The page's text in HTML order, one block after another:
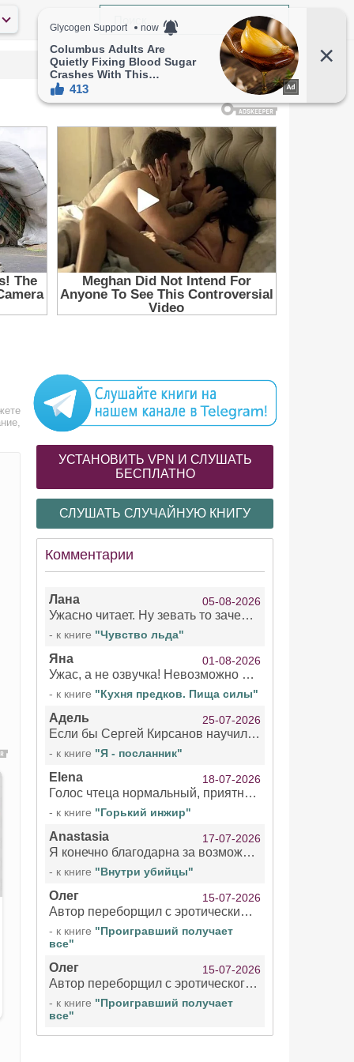
УСТАНОВИТЬ VPN И СЛУШАТЬ
БЕСПЛАТНО
СЛУШАТЬ СЛУЧАЙНУЮ КНИГУ
Комментарии
Лана 05-08-2026
Ужасно читает. Ну зевать то зачем. Уже не говорю, что ударения ставит, как хочет.
- к книге "Чувство льда"
Яна 01-08-2026
Ужас, а не озвучка! Невозможно вникать в смысл текста из за кривляний чтеца
- к книге "Кухня предков. Пища силы"
Адель 25-07-2026
Если бы Сергей Кирсанов научился не сглатывать каждые 1-2 минуты слюну, так что слышно в микрофоне и, что вызывает отвращение, то мелжно было бы слушать.
- к книге "Я - посланник"
Elena 18-07-2026
Голос чтеца нормальный, приятный тембр. Мне очень понравилось озвучивание рассказа. Очень странный отзыв Надежды. Может у неё что-то с нервами?
- к книге "Горький инжир"
Anastasia 17-07-2026
Я конечно благодарна за возможность бесплатно слушать книги даже новинки , но чтение этой книги просто ужасно
- к книге "Внутри убийцы"
Олег 15-07-2026
Автор переборщил с эротическими сценами. Похоже, с этим у него проблемы.
- к книге "Проигравший получает
все"
Олег 15-07-2026
Автор переборщил с эротического сценами. Похоже, с этим у него проблемы.
- к книге "Проигравший получает
все"